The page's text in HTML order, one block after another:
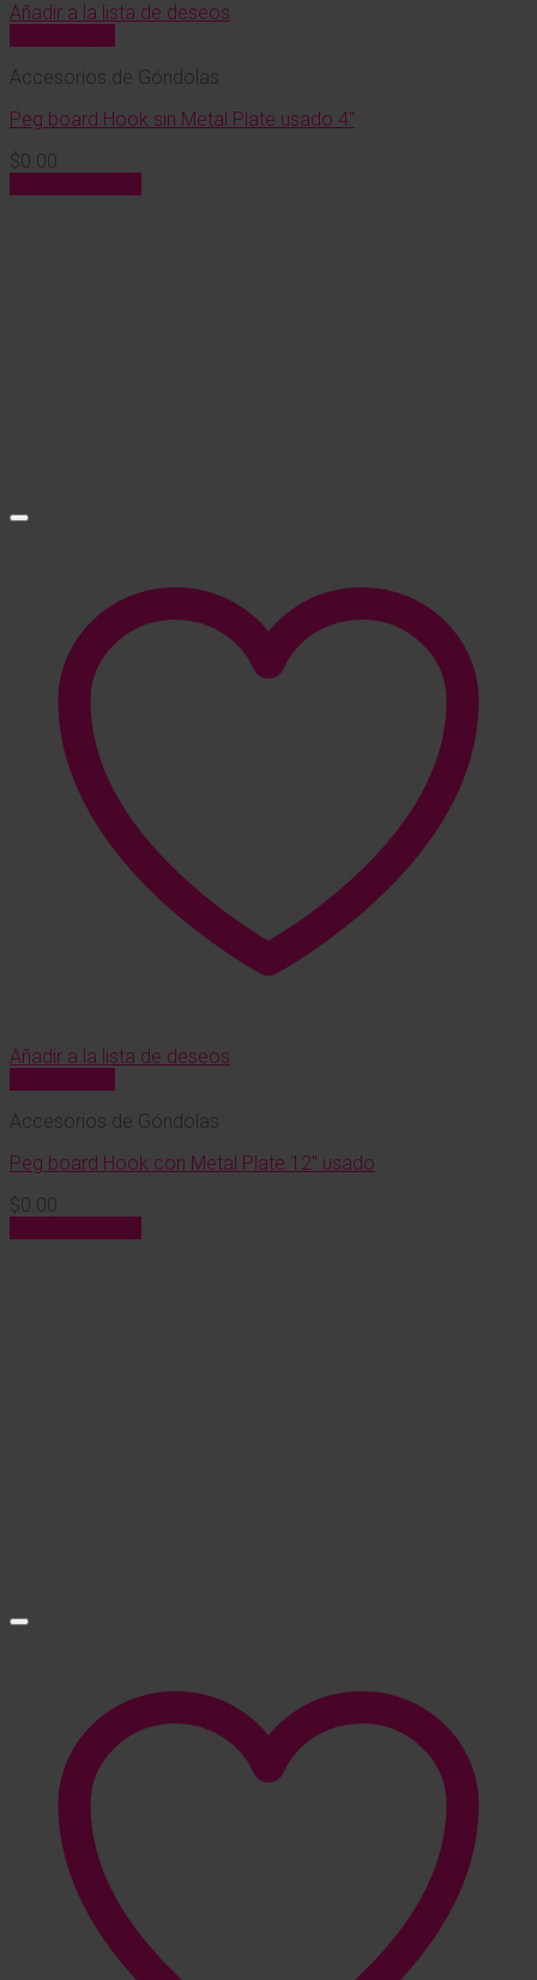
Añadir a la lista de deseos
Accesorios de Góndolas
Peg board Hook sin Metal Plate usado 4″
$0.00
Añadir a la lista de deseos
Accesorios de Góndolas
Peg board Hook con Metal Plate 12″ usado
$0.00